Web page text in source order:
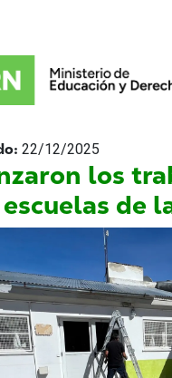
22/12/2025
los
de